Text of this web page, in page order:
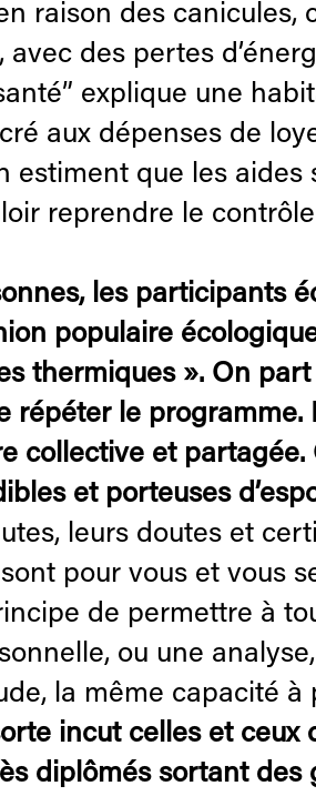
raison des canicules,
des pertes
explique une
aux dépenses de
estiment que les
reprendre le
les participants
populaire
thermiques ». On
répéter le
collective et partagée.
et porteuses
leurs doutes et
pour vous et vous
de permettre à
ou une
la même capacité
incut celles et ceux
diplômés sortant des